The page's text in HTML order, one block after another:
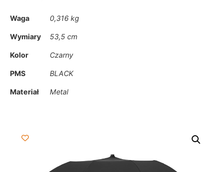
Waga 0,316 kg
Wymiary 53,5 cm
Kolor Czarny
PMS BLACK
Materiał Metal